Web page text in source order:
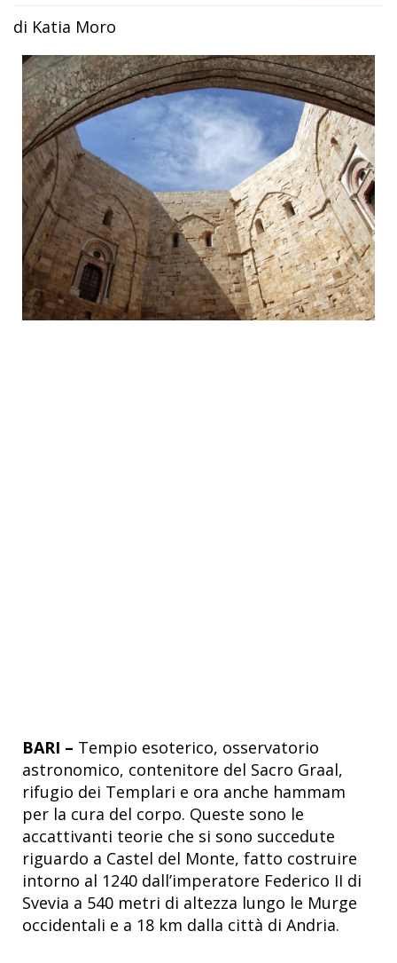
di Katia Moro
BARI – Tempio esoterico, osservatorio
astronomico, contenitore del Sacro Graal,
rifugio dei Templari e ora anche hammam
per la cura del corpo. Queste sono le
accattivanti teorie che si sono succedute
riguardo a Castel del Monte, fatto costruire
intorno al 1240 dall’imperatore Federico II di
Svevia a 540 metri di altezza lungo le Murge
occidentali e a 18 km dalla città di Andria.